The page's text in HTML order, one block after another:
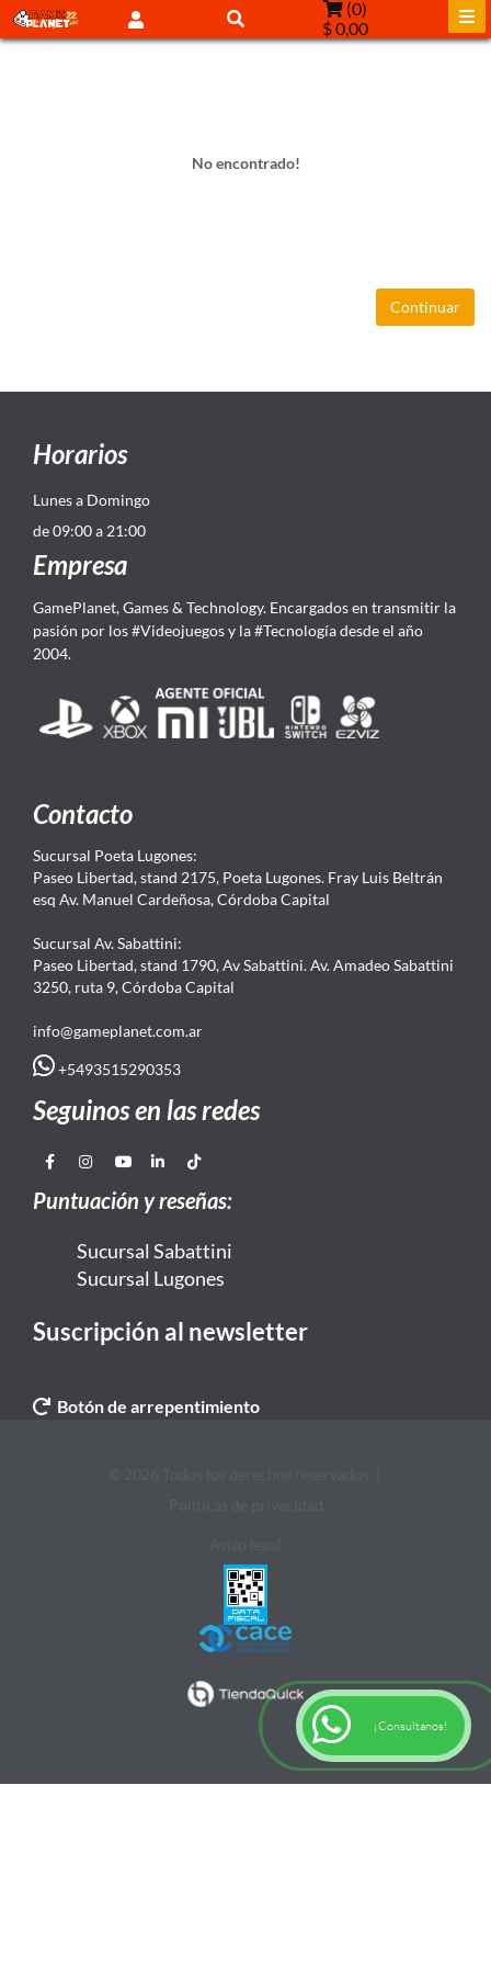
(0)
$ 0,00
No encontrado!
Continuar
Horarios
Lunes a Domingo
de 09:00 a 21:00
Empresa
GamePlanet, Games & Technology. Encargados en transmitir la
pasión por los #Videojuegos y la #Tecnología desde el año
2004.
Contacto
Sucursal Poeta Lugones:
Paseo Libertad, stand 2175, Poeta Lugones. Fray Luis Beltrán
esq Av. Manuel Cardeñosa, Córdoba Capital
Sucursal Av. Sabattini:
Paseo Libertad, stand 1790, Av Sabattini. Av. Amadeo Sabattini
3250, ruta 9, Córdoba Capital
info@gameplanet.com.ar
+5493515290353
Seguinos en las redes
Puntuación y reseñas:
Sucursal Sabattini
Sucursal Lugones
Suscripción al newsletter
Botón de arrepentimiento
¡Consultanos!